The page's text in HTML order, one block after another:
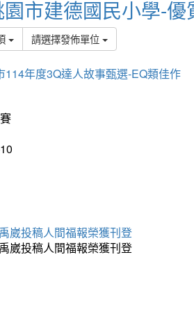
市建德國民小學-優
請選擇發佈單位
年度3Q達人故事甄選-EQ類佳作
崴投稿人間福報榮獲刊登
崴投稿人間福報榮獲刊登